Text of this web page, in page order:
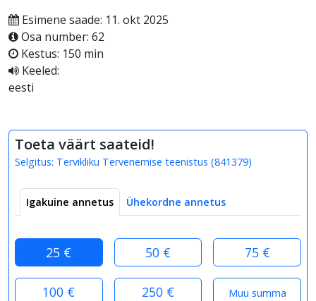
Esimene saade: 11. okt 2025
Osa number: 62
Kestus: 150 min
Keeled:
eesti
Toeta väärt saateid!
Selgitus: Tervikliku Tervenemise teenistus (841379)
Igakuine annetus Ühekordne annetus
25 € 50 € 75 €
100 € 250 €